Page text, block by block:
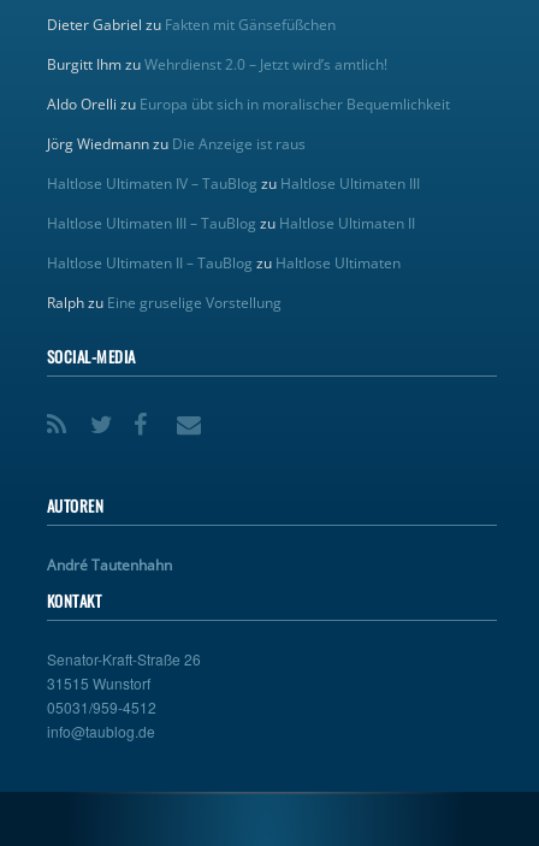
Dieter Gabriel zu Fakten mit Gänsefüßchen
Burgitt IhmzuWehrdienst 2.0 – Jetzt wird’s amtlich!
Aldo Orelli zu Europa übt sich in moralischer Bequemlichkeit
Jörg Wiedmannzu Die Anzeige ist raus
Haltlose Ultimaten IV – TauBlog zu Haltlose Ultimaten III
Haltlose Ultimaten III – TauBlog zu Haltlose Ultimaten II
Haltlose Ultimaten II – TauBlog zu Haltlose Ultimaten
Ralphzu Eine gruselige Vorstellung
SOCIAL-MEDIA
AUTOREN
André Tautenhahn
KONTAKT
Senator-Kraft-Straße 26
31515 Wunstorf
05031/959-4512
info@taublog.de